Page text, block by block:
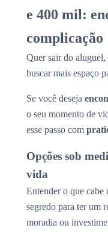
e 400 mil:
complicação
Quer sair do
buscar mais espaço
Se você deseja
o seu momento de
esse passo com
Opções sob
vida
Entender o que cabe
segredo para ter um
moradia ou